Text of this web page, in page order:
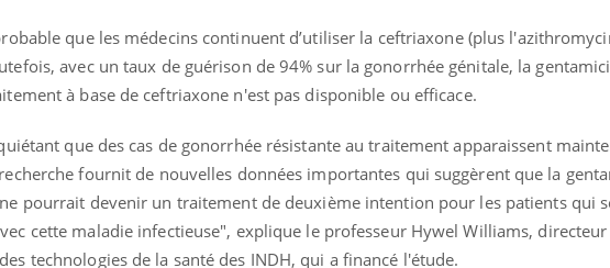
que les médecins continuent d’utiliser la ceftriaxone (plus
avec un taux de guérison de 94% sur la gonorrhée génitale, la
à base de ceftriaxone n'est pas disponible ou efficace.
que des cas de gonorrhée résistante au traitement apparaissent
fournit de nouvelles données importantes qui suggèrent que la
pourrait devenir un traitement de deuxième intention pour les patients qui
cette maladie infectieuse", explique le professeur Hywel Williams,
technologies de la santé des INDH, qui a financé l'étude.